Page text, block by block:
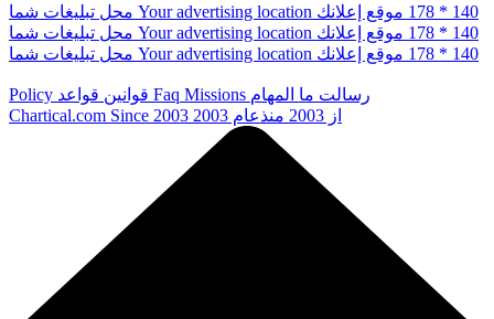
محل تبلیغات شما Your advertising location موقع إعلانك 178 * 140
محل تبلیغات شما Your advertising location موقع إعلانك 178 * 140
محل تبلیغات شما Your advertising location موقع إعلانك 178 * 140
Policy قوانین قواعد Faq Missions رسالت ما المهام
Chartical.com Since 2003 از 2003 منذعام 2003